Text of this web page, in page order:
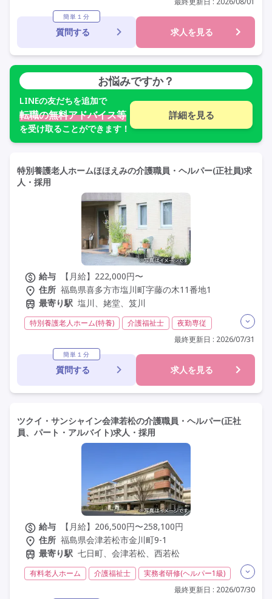
残業月20時間以内
社会保険完備
交通費支給
学歴不問
未経験歓迎
定年65歳以上
簡単１分
質問する 求人を見る
お悩みですか？
LINEの友だちを追加で
転職の無料アドバイス等
を受け取ることができます！
詳細を見る
特別養護老人ホームほほえみの介護職員・ヘルパー(正社員)求
人・採用
給与
【月給】222,000円〜
住所 福島県喜多方市塩川町字藤の木11番地1
最寄り駅 塩川、姥堂、笈川
特別養護老人ホーム(特養) 介護福祉士
夜勤専従
社会保険完備
交通費支給
年間休日110日以上
学歴不問
定年60歳以上
車通勤可
最終更新日 : 2026/07/31
簡単１分
質問する 求人を見る
ツクイ・サンシャイン会津若松の介護職員・ヘルパー(正社
員、パート・アルバイト)求人・採用
給与
【月給】206,500円〜258,100円
住所 福島県会津若松市金川町9-1
最寄り駅 七日町、会津若松、西若松
有料老人ホーム 介護福祉士
実務者研修(ヘルパー1級)
常勤
非常勤
最終更新日 : 2026/07/30